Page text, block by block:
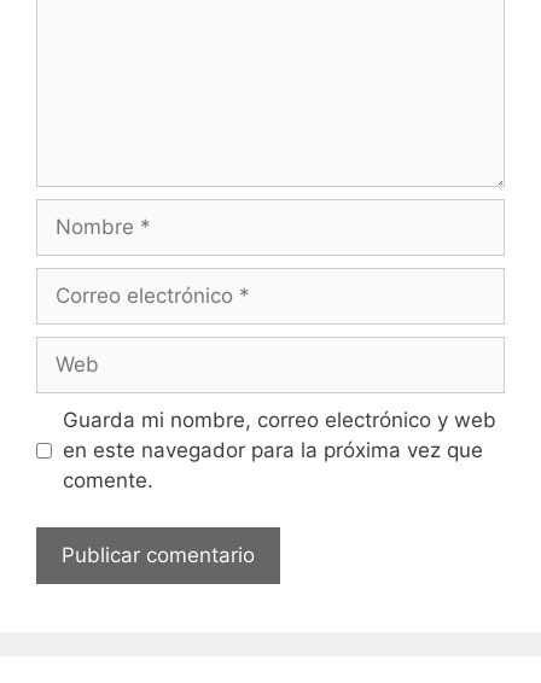
Guarda mi nombre, correo electrónico y web
en este navegador para la próxima vez que
comente.